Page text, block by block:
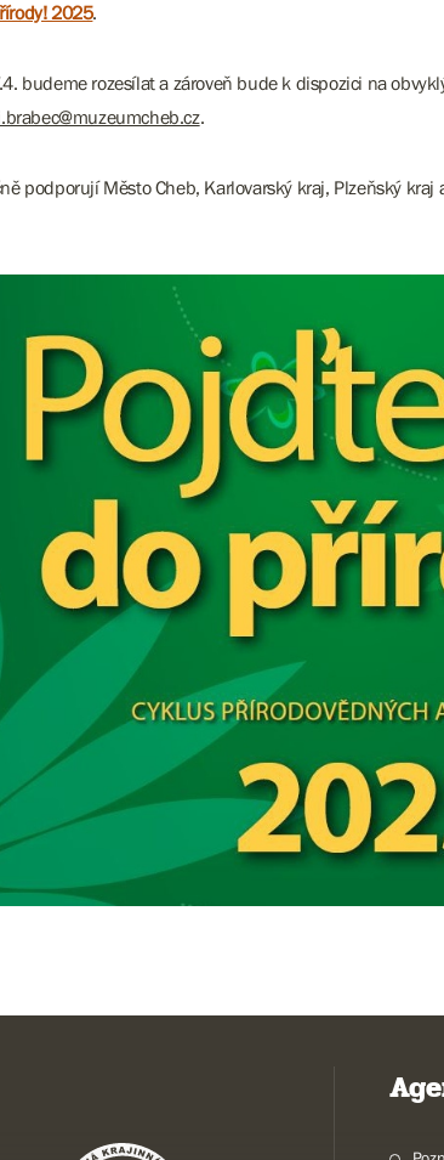
2025.
budeme rozesílat a zároveň bude k dispozici na
.
podporují Město Cheb, Karlovarský kraj, Plzeňský